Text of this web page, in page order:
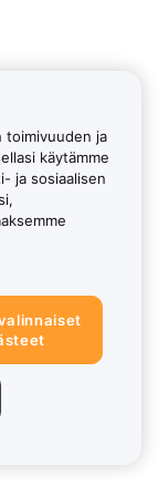
toimivuuden ja
käytämme
ja sosiaalisen